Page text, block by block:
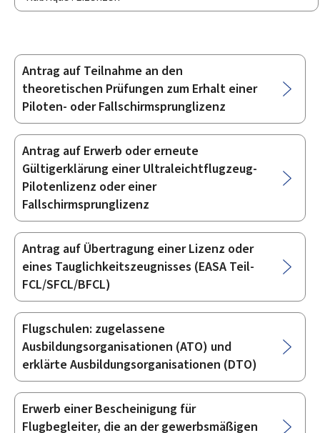
Unterrubriken
Antrag auf Teilnahme an den
theoretischen Prüfungen zum Erhalt einer
Piloten- oder Fallschirmsprunglizenz
Antrag auf Erwerb oder erneute
Gültigerklärung einer Ultraleichtflugzeug-
Pilotenlizenz oder einer
Fallschirmsprunglizenz
Antrag auf Übertragung einer Lizenz oder
eines Tauglichkeitszeugnisses (EASA Teil-
FCL/SFCL/BFCL)
Flugschulen: zugelassene
Ausbildungsorganisationen (ATO) und
erklärte Ausbildungsorganisationen (DTO)
Erwerb einer Bescheinigung für
Flugbegleiter, die an der gewerbsmäßigen